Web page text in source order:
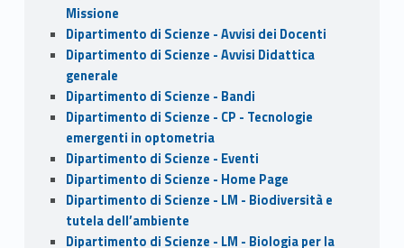
Missione
Dipartimento di Scienze - Avvisi dei Docenti
Dipartimento di Scienze - Avvisi Didattica
generale
Dipartimento di Scienze - Bandi
Dipartimento di Scienze - CP - Tecnologie
emergenti in optometria
Dipartimento di Scienze - Eventi
Dipartimento di Scienze - Home Page
Dipartimento di Scienze - LM - Biodiversità e
tutela dell’ambiente
Dipartimento di Scienze - LM - Biologia per la